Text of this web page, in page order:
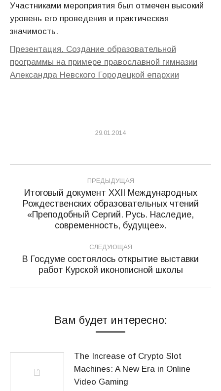
Участниками мероприятия был отмечен высокий
уровень его проведения и практическая
значимость.
Презентация. Создание образовательной
программы на примере православной гимназии
Александра Невского Городецкой епархии
29.01.2014
Навигация
по
записям
ПРЕДЫДУЩАЯ
Предыдущая
запись:
Итоговый документ XXII Международных
Рождественских образовательных чтений
«Преподобный Сергий. Русь. Наследие,
современность, будущее».
СЛЕДУЮЩАЯ
Следующая
В Госдуме состоялось открытие выставки
работ Курской иконописной школы
Вам будет интересно:
The Increase of Crypto Slot
Machines: A New Era in Online
Video Gaming